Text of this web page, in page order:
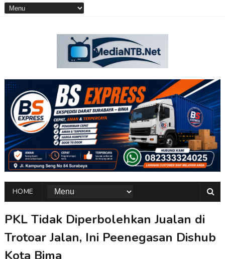
HOME
PKL Tidak Diperbolehkan Jualan di
Trotoar Jalan, Ini Peenegasan Dishub
Kota Bima